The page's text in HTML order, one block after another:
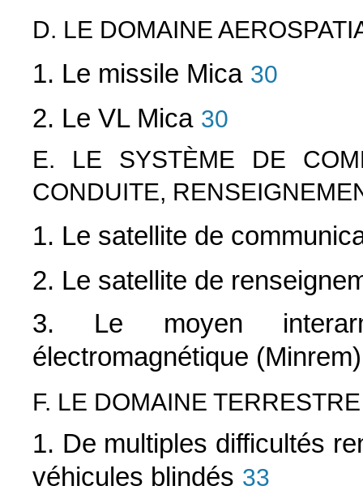
D. LE DOMAINE
1. Le missile Mica 30
2. Le VL Mica 30
E. LE SYSTÈME DE
CONDUITE,
1. Le satellite de
2. Le satellite de
3. Le moyen
électromagnétique (Minrem)
F. LE DOMAINE TERRESTRE
1. De multiples difficultés
véhicules blindés 33